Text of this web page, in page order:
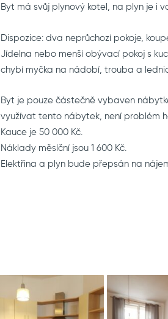
Byt má svůj plynový kotel, na plyn je i
Dispozice: dva neprůchozí pokoje,
Jídelna nebo menší obývací pokoj s
chybí myčka na nádobí, trouba a
Byt je pouze částečně vybaven
využívat tento nábytek, není problém
Kauce je 50 000 Kč.
Náklady měsíční jsou 1 600 Kč.
Elektřina a plyn bude přepsán na